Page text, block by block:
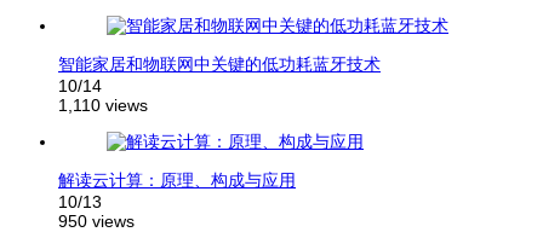
智能家居和物联网中关键的低功耗蓝牙技术
10/14
1,110 views
解读云计算：原理、构成与应用
10/13
950 views